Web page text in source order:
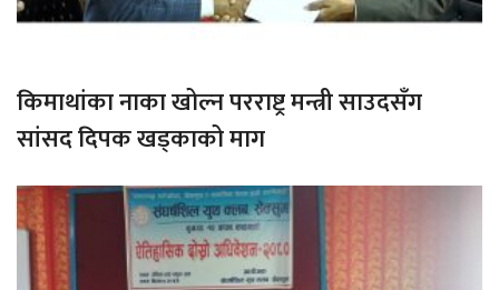
किमाथांका नाका खोल्न परराष्ट्र मन्त्री साउदसँग
सांसद दिपक खड्काको माग